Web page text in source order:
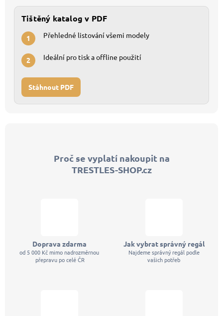
Tištěný katalog v PDF
1 Přehledné listování všemi modely
2 Ideální pro tisk a offline použití
Stáhnout PDF
Proč se vyplatí nakoupit na
TRESTLES-SHOP.cz
Doprava zdarma
od 5 000 Kč mimo nadrozměrnou
přepravu po celé ČR
Jak vybrat správný regál
Najdeme správný regál podle
vašich potřeb